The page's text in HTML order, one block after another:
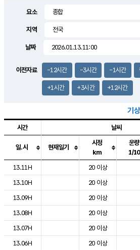
2.7m/s
요소
지역
날짜
이전자료 -12시간 -3시간 -1시간
+1시간 +3시간 +12시간
기
도시별 기상실황표로 지점, 날씨, 기온, 강
시간 날씨
일.시 현재일기
시정
km
운량
1/10
13.11H
20 이상
13.10H
20 이상
13.09H
20 이상
13.08H
20 이상
13.07H
20 이상
13.06H
20 이상